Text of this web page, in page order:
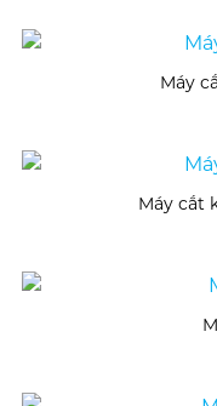
Máy
Máy cắt